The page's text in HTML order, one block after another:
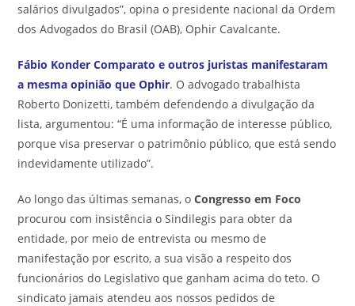
salários divulgados”, opina o presidente nacional da Ordem
dos Advogados do Brasil (OAB), Ophir Cavalcante.
Fábio Konder Comparato e outros juristas manifestaram
a mesma opinião que Ophir. O advogado trabalhista
Roberto Donizetti, também defendendo a divulgação da
lista, argumentou: “É uma informação de interesse público,
porque visa preservar o patrimônio público, que está sendo
indevidamente utilizado”.
Ao longo das últimas semanas, oCongresso em Foco
procurou com insistência o Sindilegis para obter da
entidade, por meio de entrevista ou mesmo de
manifestação por escrito, a sua visão a respeito dos
funcionários do Legislativo que ganham acima do teto. O
sindicato jamais atendeu aos nossos pedidos de